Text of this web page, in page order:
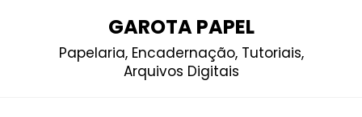
GAROTA PAPEL
Papelaria, Encadernação, Tutoriais,
Arquivos Digitais